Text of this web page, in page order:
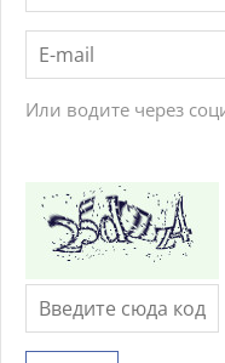
Или водите через